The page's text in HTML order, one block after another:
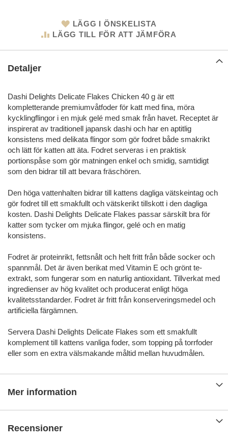
LÄGG I ÖNSKELISTA
LÄGG TILL FÖR ATT JÄMFÖRA
Detaljer
Dashi Delights Delicate Flakes Chicken 40 g är ett
kompletterande premiumvåtfoder för katt med fina, möra
kycklingflingor i en mjuk gelé med smak från havet. Receptet är
inspirerat av traditionell japansk dashi och har en aptitlig
konsistens med delikata flingor som gör fodret både smakrikt
och lätt för katten att äta. Fodret serveras i en praktisk
portionspåse som gör matningen enkel och smidig, samtidigt
som den bidrar till att bevara fräschören.
Den höga vattenhalten bidrar till kattens dagliga vätskeintag och
gör fodret till ett smakfullt och vätskerikt tillskott i den dagliga
kosten. Dashi Delights Delicate Flakes passar särskilt bra för
katter som tycker om mjuka flingor, gelé och en matig
konsistens.
Fodret är proteinrikt, fettsnålt och helt fritt från både socker och
spannmål. Det är även berikat med Vitamin E och grönt te-
extrakt, som fungerar som en naturlig antioxidant. Tillverkat med
ingredienser av hög kvalitet och producerat enligt höga
kvalitetsstandarder. Fodret är fritt från konserveringsmedel och
artificiella färgämnen.
Servera Dashi Delights Delicate Flakes som ett smakfullt
komplement till kattens vanliga foder, som topping på torrfoder
eller som en extra välsmakande måltid mellan huvudmålen.
Mer information
Recensioner